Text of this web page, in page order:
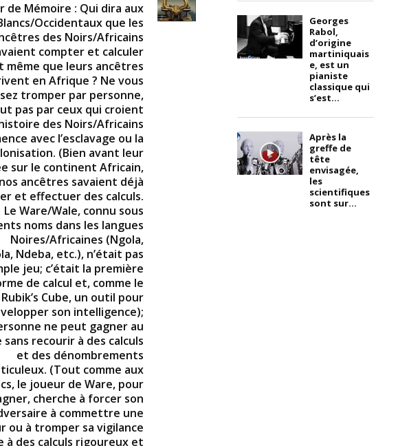
de Mémoire : Qui dira aux
Occidentaux que les
des Noirs/Africains
compter et calculer
même que leurs ancêtres
en Afrique ? Ne vous
tromper par personne,
pas par ceux qui croient
des Noirs/Africains
avec l’esclavage ou la
(Bien avant leur
sur le continent Africain,
nos ancêtres savaient déjà
et effectuer des calculs.
Le Ware/Wale, connu sous
noms dans les langues
Noires/Africaines (Ngola,
Ndeba, etc.), n’était pas
jeu; c’était la première
de calcul et, comme le
Rubik’s Cube, un outil pour
son intelligence);
ne peut gagner au
sans recourir à des calculs
et des dénombrements
(Tout comme aux
le joueur de Ware, pour
cherche à forcer son
à commettre une
ou à tromper sa vigilance
à des calculs rigoureux et
Georges
Rabol,
d’origine
martiniquais
e, est un
pianiste
classique qui
s’est...
Après la
greffe de
tête
envisagée,
les
scientifiques
sont sur...